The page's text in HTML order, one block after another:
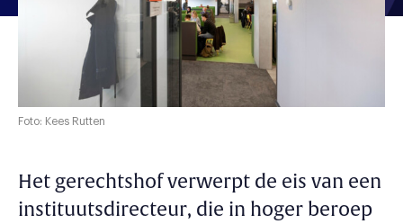
Foto: Kees Rutten
Het gerechtshof verwerpt de eis van een
instituutsdirecteur, die in hoger beroep